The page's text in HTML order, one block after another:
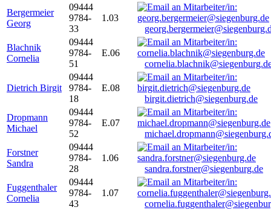
Bergermeier
Georg
09444
9784-
33
1.03
Blachnik
Cornelia
09444
9784-
51
E.06
Dietrich Birgit
09444
9784-
18
E.08
birgit.dietrich@siegenburg.de
Dropmann
Michael
09444
9784-
52
E.07
Forstner
Sandra
09444
9784-
28
1.06
sandra.forstner@siegenburg.de
Fuggenthaler
Cornelia
09444
9784-
43
1.07